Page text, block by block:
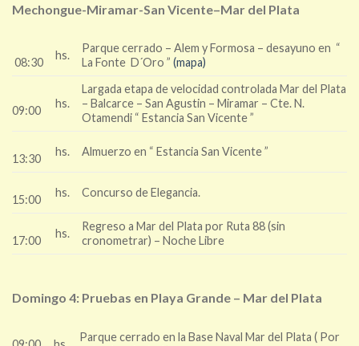
Mechongue-Miramar-San Vicente–Mar del Plata
08:30
hs.
Parque cerrado – Alem y Formosa – desayuno en “
La Fonte D´Oro ”(mapa)
09:00
hs.
Largada etapa de velocidad controlada Mar del Plata
– Balcarce – San Agustin – Miramar – Cte. N.
Otamendi “ Estancia San Vicente ”
13:30
hs. Almuerzo en “ Estancia San Vicente ”
15:00
hs. Concurso de Elegancia.
17:00
hs.
Regreso a Mar del Plata por Ruta 88 (sin
cronometrar) – Noche Libre
Domingo 4: Pruebas en Playa Grande – Mar del Plata
Parque cerrado en la Base Naval Mar del Plata ( Por